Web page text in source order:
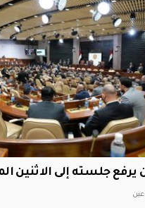
يرفع جلسته إلى الاثنين